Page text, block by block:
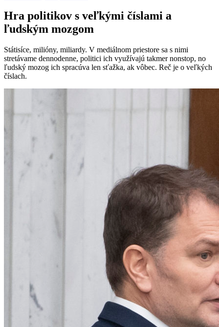
Hra politikov s veľkými číslami a
ľudským mozgom
Státisíce, milióny, miliardy. V mediálnom priestore sa s nimi
stretávame dennodenne, politici ich využívajú takmer nonstop, no
ľudský mozog ich spracúva len sťažka, ak vôbec. Reč je o veľkých
číslach.